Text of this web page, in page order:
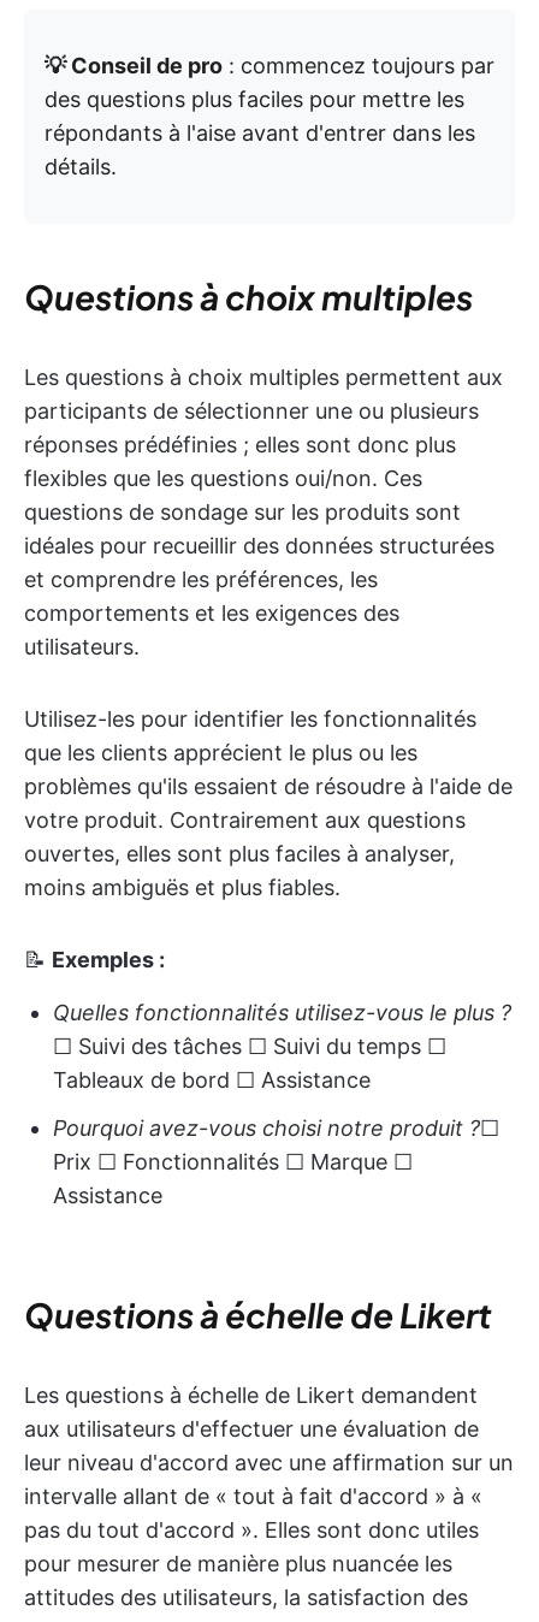
💡 Conseil de pro : commencez toujours par
des questions plus faciles pour mettre les
répondants à l'aise avant d'entrer dans les
détails.
Questions à choix multiples
Les questions à choix multiples permettent aux
participants de sélectionner une ou plusieurs
réponses prédéfinies ; elles sont donc plus
flexibles que les questions oui/non. Ces
questions de sondage sur les produits sont
idéales pour recueillir des données structurées
et comprendre les préférences, les
comportements et les exigences des
utilisateurs.
Utilisez-les pour identifier les fonctionnalités
que les clients apprécient le plus ou les
problèmes qu'ils essaient de résoudre à l'aide de
votre produit. Contrairement aux questions
ouvertes, elles sont plus faciles à analyser,
moins ambiguës et plus fiables.
📝 Exemples :
Quelles fonctionnalités utilisez-vous le plus ?
☐ Suivi des tâches ☐ Suivi du temps ☐
Tableaux de bord ☐ Assistance
Pourquoi avez-vous choisi notre produit ?☐
Prix ☐ Fonctionnalités ☐ Marque ☐
Assistance
Questions à échelle de Likert
Les questions à échelle de Likert demandent
aux utilisateurs d'effectuer une évaluation de
leur niveau d'accord avec une affirmation sur un
intervalle allant de « tout à fait d'accord » à «
pas du tout d'accord ». Elles sont donc utiles
pour mesurer de manière plus nuancée les
attitudes des utilisateurs, la satisfaction des